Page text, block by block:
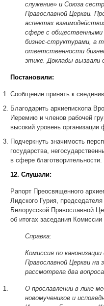
служение» и Союза
Православной Церкви.
аспектах
сфере с общественными
бизнес-структурами, а
ответственности
этике. Доклады вызвали
Постановили:
Сообщение принять к
Благодарить архиепископа
Иеремию и членов рабочей
высокий уровень организации
Подчеркнуть значимость
государства,
в сфере благотворительности.
12. Слушали:
Рапорт Преосвященного
Лидского Гурия,
Белорусской Православной
об итогах заседания
Справка:
Комиссия по
Православной Церкви на
рассмотрела два
О прославлении в лике
новомучеников и